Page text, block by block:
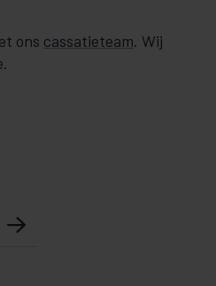
ons cassatieteam. Wij